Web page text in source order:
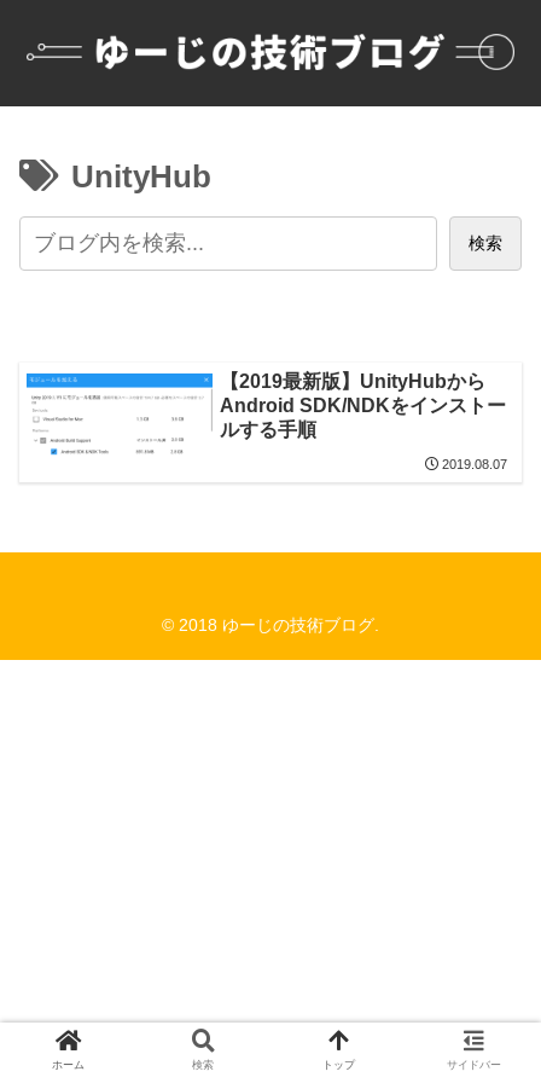
UnityHub
検索
【2019最新版】UnityHubから
Android SDK/NDKをインストー
ルする手順
2019.08.07
© 2018 ゆーじの技術ブログ.
ホーム 検索 トップ サイドバー